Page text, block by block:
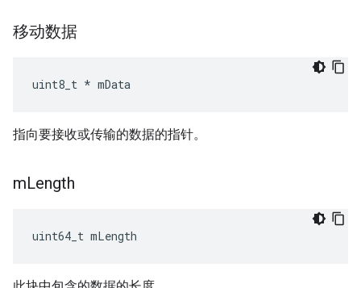
移动数据
uint8_t * mData
指向要接收或传输的数据的指针。
mLength
uint64_t mLength